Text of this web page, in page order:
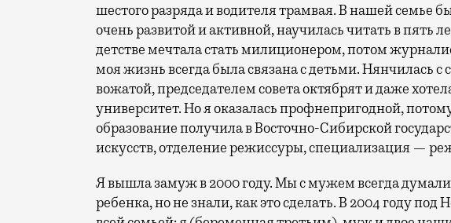
шестого разряда и водителя трамвая. В нашей семье
очень развитой и активной, научилась читать в пять
детстве мечтала стать милиционером, потом
моя жизнь всегда была связана с детьми. Нянчилась
вожатой, председателем совета октябрят и даже
университет. Но я оказалась профнепригодной,
образование получила в Восточно-Сибирской
искусств, отделение режиссуры, специализация —
Я вышла замуж в 2000 году. Мы с мужем всегда
ребенка, но не знали, как это сделать. В 2004 году